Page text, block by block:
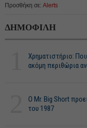
Προσθήκη σε: Alerts
ΔΗΜΟΦΙΛΗ
Χρηματιστήριο:
ακόμη περιθώρια
O Mr. Big Short
του 1987